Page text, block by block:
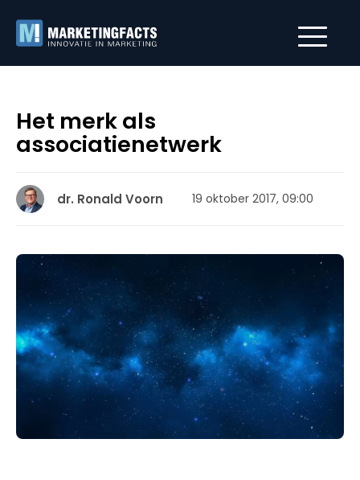
Het merk als
associatienetwerk
dr. Ronald Voorn 19 oktober 2017, 09:00